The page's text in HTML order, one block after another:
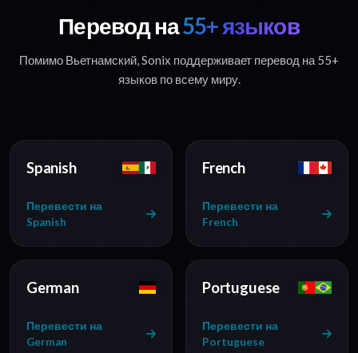
Перевод на55+ языков
Помимо Вьетнамский, Sonix поддерживает перевод на 55+
языков по всему миру.
Spanish
Перевести на
Spanish
French
Перевести на
French
German
Перевести на
German
Portuguese
Перевести на
Portuguese